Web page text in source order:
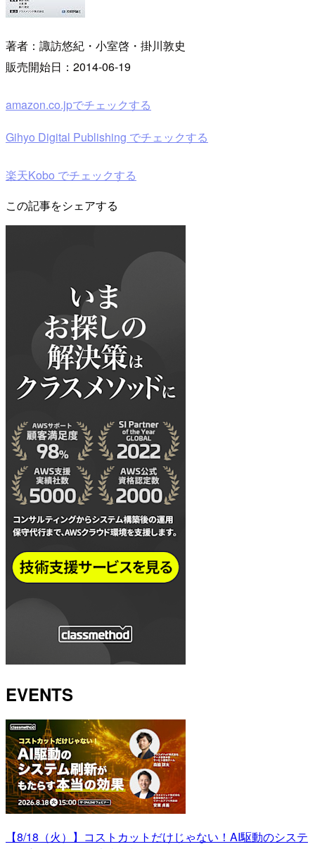
著者：諏訪悠紀・小室啓・掛川敦史
販売開始日：2014-06-19
amazon.co.jpでチェックする
Gihyo Digital Publishing でチェックする
楽天Kobo でチェックする
この記事をシェアする
EVENTS
【8/18（火）】コストカットだけじゃない！AI駆動のシステ